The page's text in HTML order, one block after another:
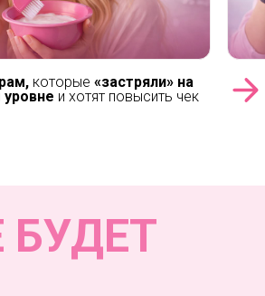
которые «застряли» на
и хотят повысить чек